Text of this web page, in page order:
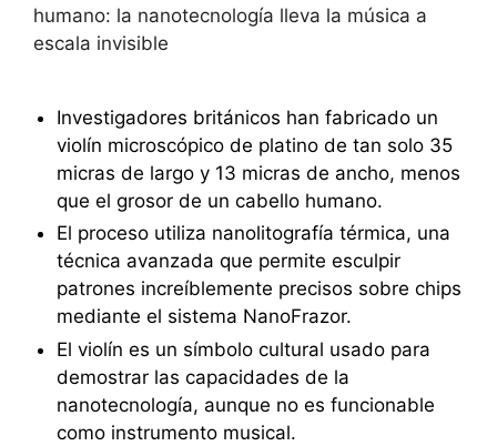
humano: la nanotecnología lleva la música a
escala invisible
Investigadores británicos han fabricado un
violín microscópico de platino de tan solo 35
micras de largo y 13 micras de ancho, menos
que el grosor de un cabello humano.
El proceso utiliza nanolitografía térmica, una
técnica avanzada que permite esculpir
patrones increíblemente precisos sobre chips
mediante el sistema NanoFrazor.
El violín es un símbolo cultural usado para
demostrar las capacidades de la
nanotecnología, aunque no es funcionable
como instrumento musical.